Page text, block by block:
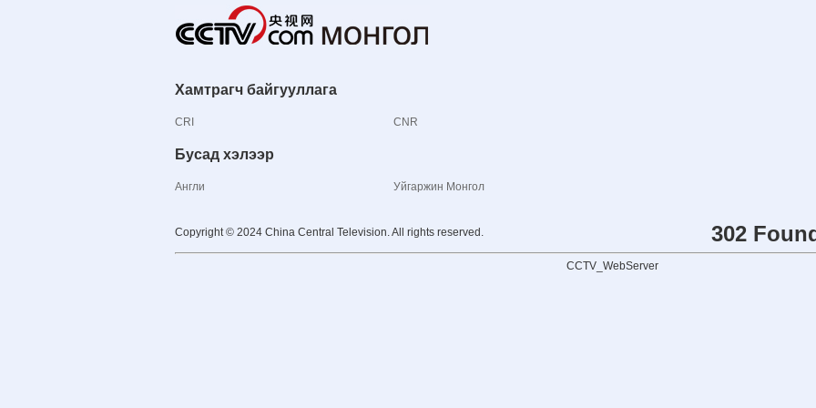
Хамтрагч байгууллага
CRI CNR
Бусад хэлээр
Англи Уйгаржин Монгол
Copyright © 2024 China Central Television. All rights reserved. 302
CCTV_WebServer